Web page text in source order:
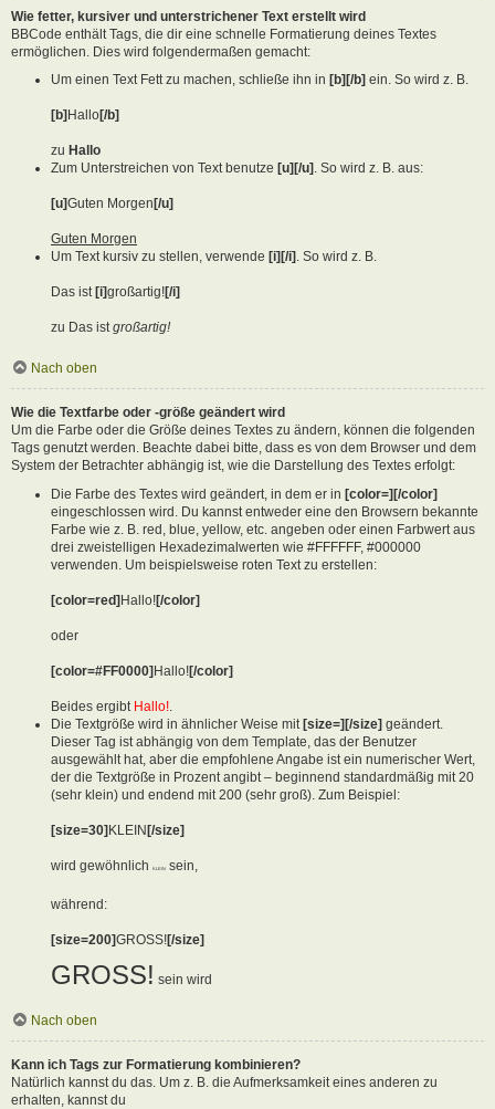
Wie fetter, kursiver und unterstrichener Text erstellt wird
BBCode enthält Tags, die dir eine schnelle Formatierung deines Textes
ermöglichen. Dies wird folgendermaßen gemacht:
Um einen Text Fett zu machen, schließe ihn in [b][/b] ein. So wird z. B.
[b] Hallo[/b]
zu Hallo
Zum Unterstreichen von Text benutze [u][/u] . So wird z. B. aus:
[u]Guten Morgen [/u]
Guten Morgen
Um Text kursiv zu stellen, verwende [i][/i] . So wird z. B.
Das ist [i]großartig![/i]
zu Das istgroßartig!
Nach oben
Wie die Textfarbe oder -größe geändert wird
Um die Farbe oder die Größe deines Textes zu ändern, können die folgenden
Tags genutzt werden. Beachte dabei bitte, dass es von dem Browser und dem
System der Betrachter abhängig ist, wie die Darstellung des Textes erfolgt:
Die Farbe des Textes wird geändert, in dem er in [color=][/color]
eingeschlossen wird. Du kannst entweder eine den Browsern bekannte
Farbe wie z. B. red, blue, yellow, etc. angeben oder einen Farbwert aus
drei zweistelligen Hexadezimalwerten wie #FFFFFF, #000000
verwenden. Um beispielsweise roten Text zu erstellen:
[color=red]Hallo![/color]
oder
[color=#FF0000]Hallo![/color]
Beides ergibt Hallo!
Die Textgröße wird in ähnlicher Weise mit [size=][/size] geändert.
Dieser Tag ist abhängig von dem Template, das der Benutzer
ausgewählt hat, aber die empfohlene Angabe ist ein numerischer Wert,
der die Textgröße in Prozent angibt – beginnend standardmäßig mit 20
(sehr klein) und endend mit 200 (sehr groß). Zum Beispiel:
[size=30]KLEIN[/size]
wird gewöhnlich KLEIN sein,
während:
[size=200]GROSS![/size]
GROSS! sein wird
Nach oben
Kann ich Tags zur Formatierung kombinieren?
Natürlich kannst du das. Um z. B. die Aufmerksamkeit eines anderen zu
erhalten, kannst du